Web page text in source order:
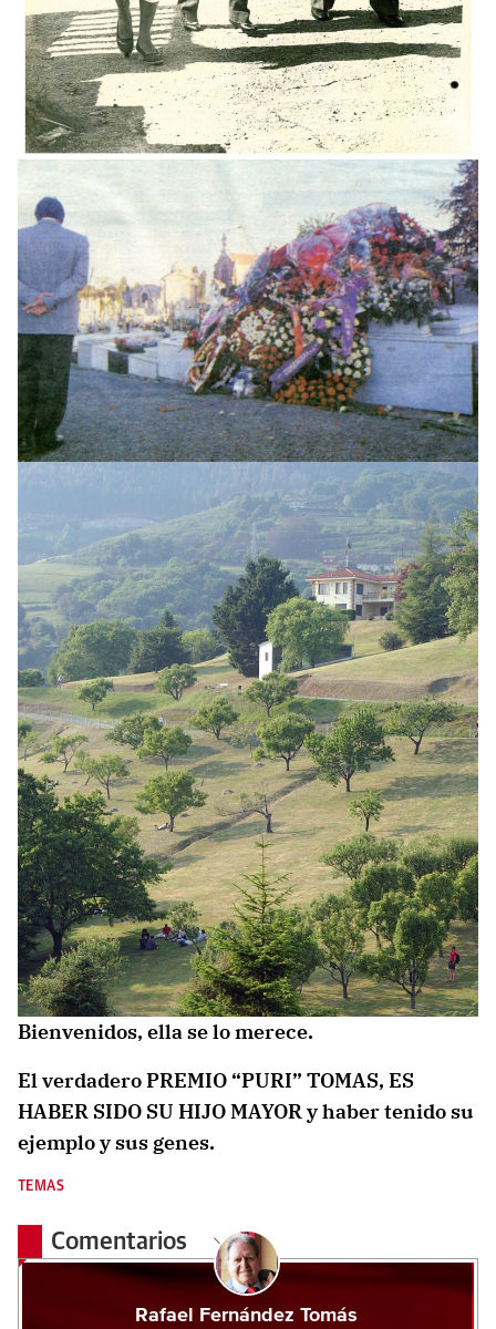
Bienvenidos, ella se lo merece.
El verdadero PREMIO “PURI” TOMAS, ES
HABER SIDO SU HIJO MAYOR y haber tenido su
ejemplo y sus genes.
TEMAS
Comentarios
Rafael Fernández Tomás